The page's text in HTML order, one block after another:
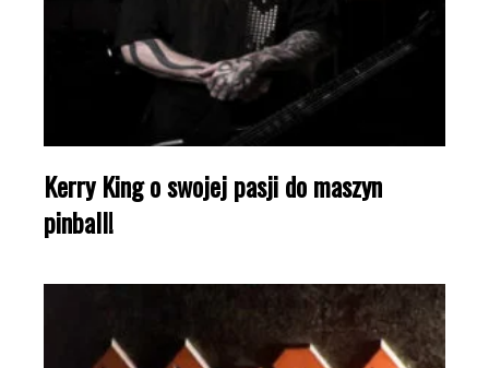
Kerry King o swojej pasji do maszyn
pinball!